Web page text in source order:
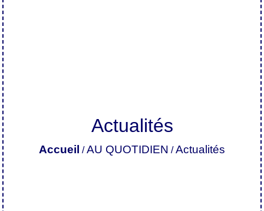
Actualités
Accueil /AU QUOTIDIEN /Actualités